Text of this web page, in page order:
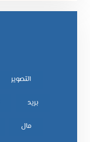
التصوير
بريد
مال